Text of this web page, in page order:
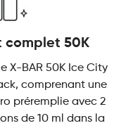
complet 50K
X-BAR 50K Ice City
comprenant une
préremplie avec 2
de 10 ml dans la